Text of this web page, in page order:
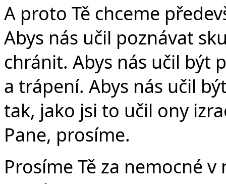
A proto Tě chceme
Abys nás učil poznávat
chránit. Abys nás učil být
a trápení. Abys nás učil
tak, jako jsi to učil ony
Pane, prosíme.
Prosíme Tě za nemocné